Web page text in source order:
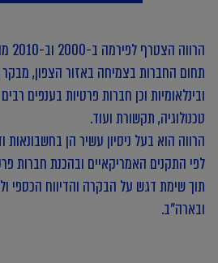
תחום החברות בצמיחה באזור הצפון, מבקר
ובינלאומיות וכן חברות פרטיות בענפים
טכנולוגיה, תקשורת ועוד.
לפי התקנים האמריקאיים ובהכנת חברות
תוך שימת דגש על הבקרה והדיווח הכספי
ובארה"ב.